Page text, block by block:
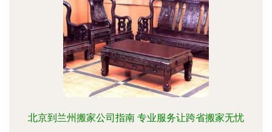
北京到兰州搬家公司指南 专业服务让跨省搬家无忧